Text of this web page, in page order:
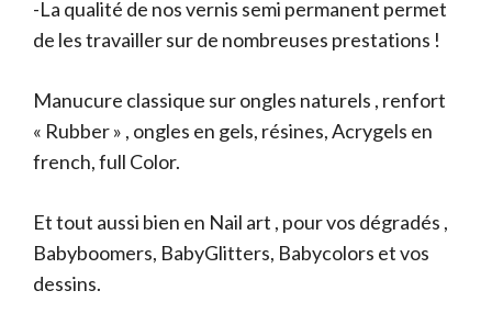
-La qualité de nos vernis semi permanent permet
de les travailler sur de nombreuses prestations !
Manucure classique sur ongles naturels , renfort
« Rubber » , ongles en gels, résines, Acrygels en
french, full Color.
Et tout aussi bien en Nail art , pour vos dégradés ,
Babyboomers, BabyGlitters, Babycolors et vos
dessins.